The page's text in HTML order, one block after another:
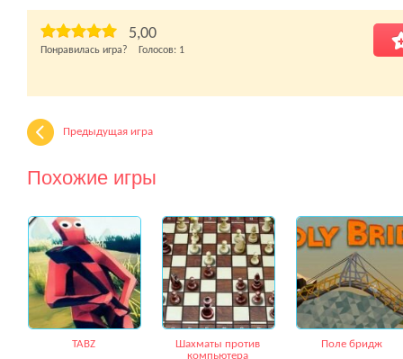
5,00
Понравилась игра? Голосов: 1
Предыдущая игра
Похожие игры
TABZ
Шахматы против
компьютера
Поле бридж